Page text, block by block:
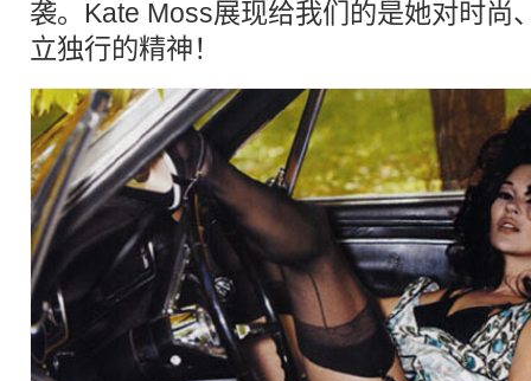
袭。Kate Moss展现给我们的是她对时尚
立独行的精神！